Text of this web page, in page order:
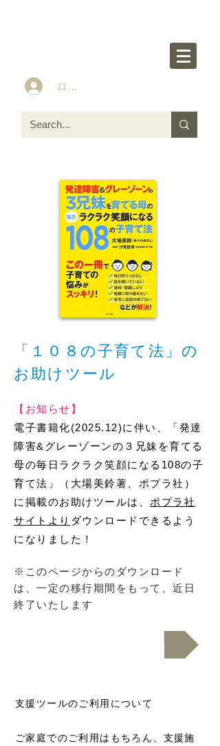
ログイン
「１０８の子育て法」の
お助けツール
【お知らせ】
電子書籍化(2025.12)に伴い、「発達
障害&グレーゾーンの３兄妹を育てる
母の毎日ラクラク笑顔になる108の子
育て法」（大場美鈴著、ポプラ社）
に掲載のお助けツールは、 ポプラ社
サイトより ダウンロードできるよう
になりました！
​※このページからのダウンロード
は、一定の移行期間をもって、近日
終了いたします
支援ツールのご利用について
ご家庭でのご利用はもちろん、支援施